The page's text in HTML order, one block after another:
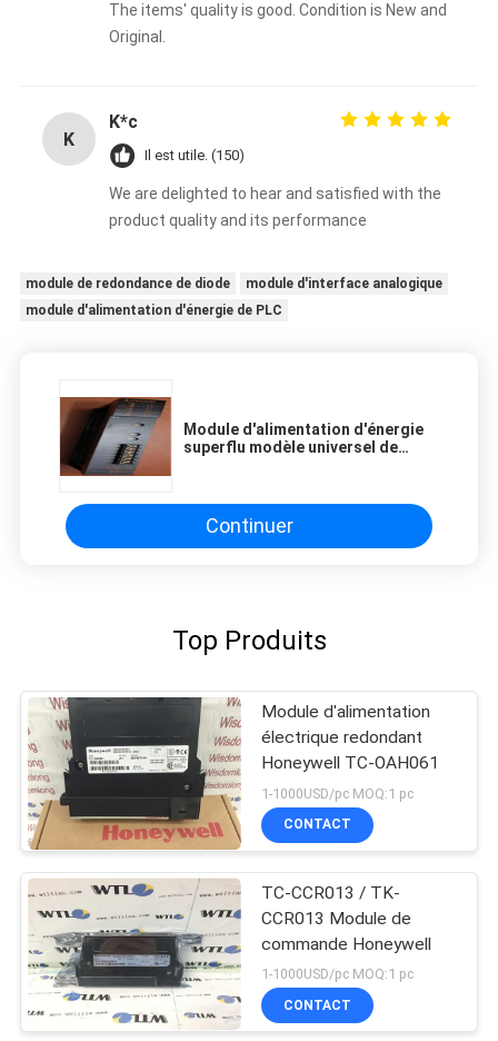
The items' quality is good. Condition is New and
Original.
K
K*c
Il est utile. (150)
We are delighted to hear and satisfied with the
product quality and its performance
module de redondance de diode
module d'interface analogique
module d'alimentation d'énergie de PLC
Module d'alimentation d'énergie
superflu modèle universel de
Continuer
Top Produits
Module d'alimentation
électrique redondant
Honeywell TC-OAH061
1-1000USD/pc MOQ:1 pc
CONTACT
TC-CCR013 / TK-
CCR013 Module de
commande Honeywell
1-1000USD/pc MOQ:1 pc
CONTACT